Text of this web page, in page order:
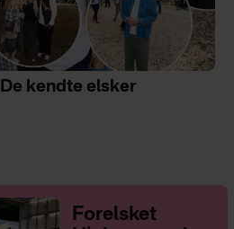
kendte elsker
Forelsket